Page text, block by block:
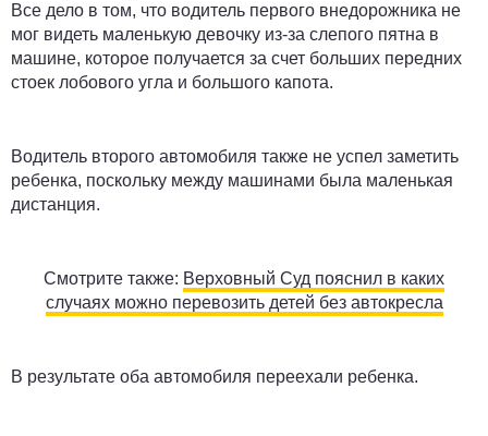
Все дело в том, что водитель первого внедорожника не
мог видеть маленькую девочку из-за слепого пятна в
машине, которое получается за счет больших передних
стоек лобового угла и большого капота.
Водитель второго автомобиля также не успел заметить
ребенка, поскольку между машинами была маленькая
дистанция.
Смотрите также: Верховный Суд пояснил в каких
случаях можно перевозить детей без автокресла
В результате оба автомобиля переехали ребенка.